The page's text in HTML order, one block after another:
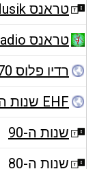
טראנס RauteMusik
טראנס psyradio
רדיו פלוס 70 80 90
EHF שנות ה-80
שנות ה-90
שנות ה-80